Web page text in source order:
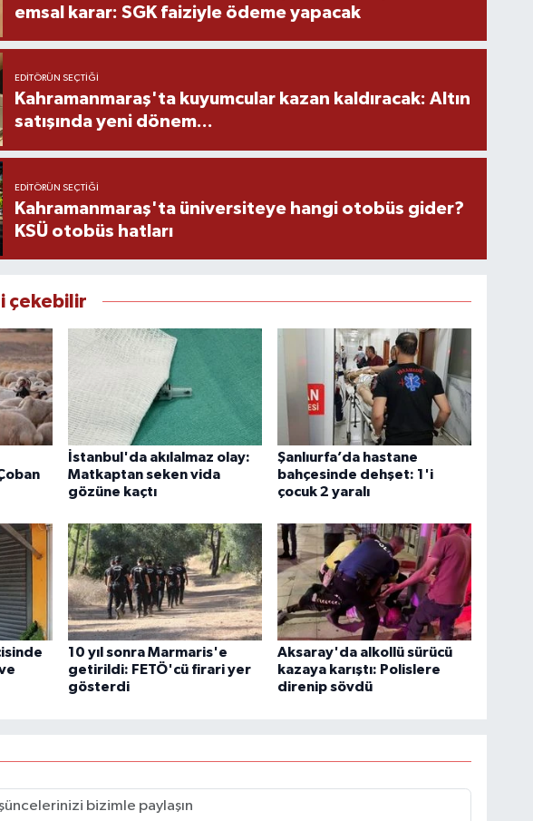
emsal karar: SGK faiziyle ödeme yapacak
EDITÖRÜN SEÇTIĞI
Kahramanmaraş'ta kuyumcular kazan kaldıracak: Altın
satışında yeni dönem...
EDITÖRÜN SEÇTIĞI
Kahramanmaraş'ta üniversiteye hangi otobüs gider?
KSÜ otobüs hatları
çekebilir
İstanbul'da akılalmaz olay:
Matkaptan seken vida
gözüne kaçtı
Şanlıurfa’da hastane
bahçesinde dehşet: 1'i
çocuk 2 yaralı
10 yıl sonra Marmaris'e
getirildi: FETÖ'cü firari yer
gösterdi
Aksaray'da alkollü sürücü
kazaya karıştı: Polislere
direnip sövdü